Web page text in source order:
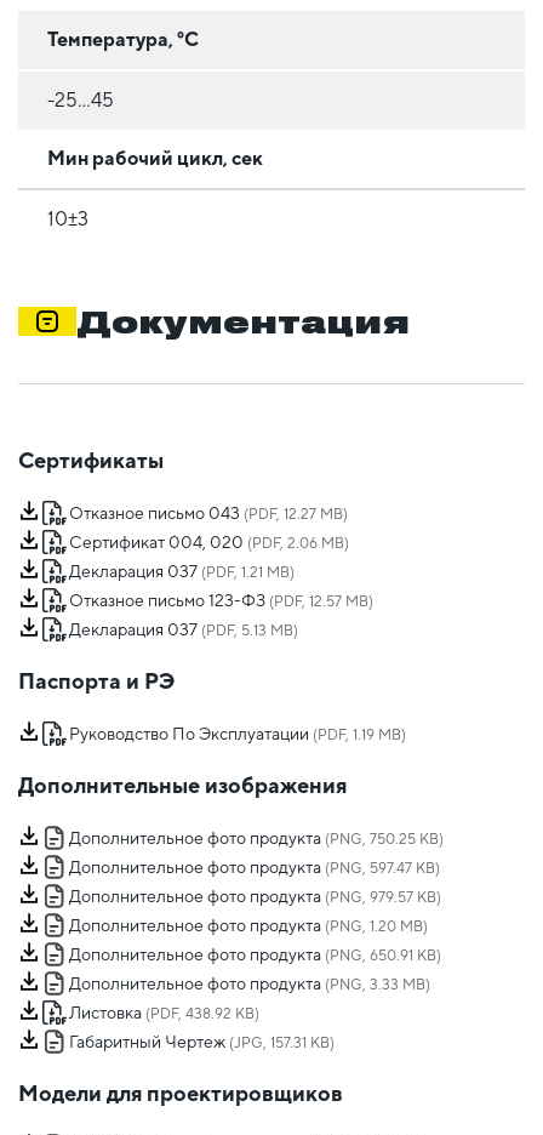
Температура, °C
-25...45
Мин рабочий цикл, сек
10±3
Документация
Сертификаты
Отказное письмо 043 (PDF, 12.27 MB)
Сертификат 004, 020 (PDF, 2.06 MB)
Декларация 037 (PDF, 1.21 MB)
Отказное письмо 123-ФЗ (PDF, 12.57 MB)
Декларация 037 (PDF, 5.13 MB)
Паспорта и РЭ
Руководство По Эксплуатации (PDF, 1.19 MB)
Дополнительные изображения
Дополнительное фото продукта (PNG, 750.25 KB)
Дополнительное фото продукта (PNG, 597.47 KB)
Дополнительное фото продукта (PNG, 979.57 KB)
Дополнительное фото продукта (PNG, 1.20 MB)
Дополнительное фото продукта (PNG, 650.91 KB)
Дополнительное фото продукта (PNG, 3.33 MB)
Листовка (PDF, 438.92 KB)
Габаритный Чертеж (JPG, 157.31 KB)
Модели для проектировщиков